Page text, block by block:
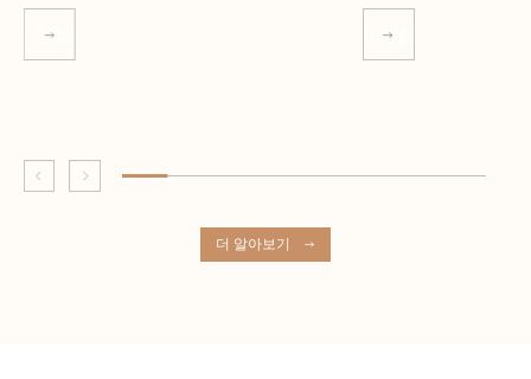
더 알아보기 더 알아보기
더 알아보기